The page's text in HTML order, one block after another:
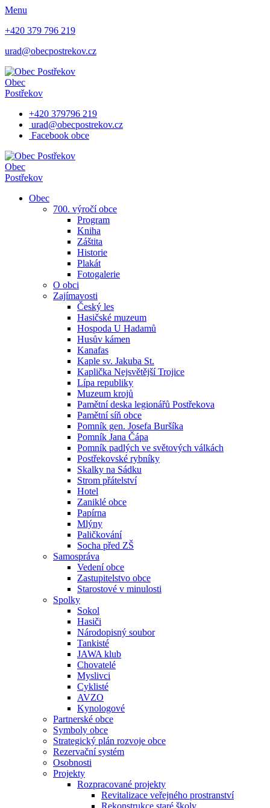
Menu
+420 379 796 219
urad@obecpostrekov.cz
Obec
Postřekov
+420 379796 219
urad@obecpostrekov.cz
Facebook​ obce
Obec
Postřekov
Obec
700. výročí obce
Program
Kniha
Záštita
Historie
Plakát
Fotogalerie
O obci
Zajímavosti
Český les
Hasičské muzeum
Hospoda U Hadamů
Husův kámen
Kanafas
Kaple sv. Jakuba St.
Kaplička Nejsvětější Trojice
Lípa republiky
Muzeum krojů
Pamětní deska legionářů Postřekova
Pamětní síň obce
Pomník gen. Josefa Buršíka
Pomník Jana Čápa
Pomník padlých ve světových válkách
Postřekovské rybníky
Skalky na Sádku
Strom přátelství
Hotel
Zaniklé obce
Papírna
Mlýny
Paličkování
Socha před ZŠ
Samospráva
Vedení obce
Zastupitelstvo obce
Starostové v minulosti
Spolky
Sokol
Hasiči
Národopisný soubor
Tankisté
JAWA klub
Chovatelé
Myslivci
Cyklisté
AVZO
Kynologové
Partnerské obce
Symboly obce
Strategický plán rozvoje obce
Rezervační systém
Osobnosti
Projekty
Rozpracované projekty
Revitalizace veřejného prostranství
Rekonstrukce staré školy